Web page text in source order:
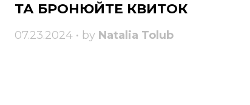
ТА БРОНЮЙТЕ КВИТОК
07.23.2024 • by Natalia Tolub